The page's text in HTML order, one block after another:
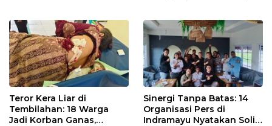
Pekanbaru!
Teror Kera Liar di
Tembilahan: 18 Warga
Jadi Korban Ganas,
Sinergi Tanpa Batas: 14
Organisasi Pers di
Indramayu Nyatakan Solid